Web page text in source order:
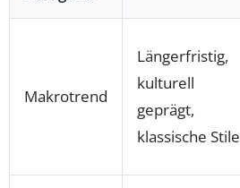
Makrotrend
Längerfristig,
kulturell
geprägt,
klassische Stile